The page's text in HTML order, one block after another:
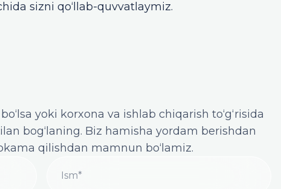
sizni qo‘llab-quvvatlaymiz.
yoki korxona va ishlab chiqarish to‘g‘risida
bog‘laning. Biz hamisha yordam berishdan
qilishdan mamnun bo‘lamiz.
Ism*